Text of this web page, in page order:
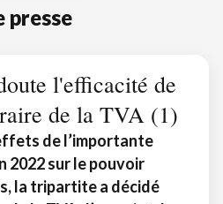
presse
l'efficacité de
de la TVA (1)
de l’importante
2022 sur le pouvoir
la tripartite a décidé